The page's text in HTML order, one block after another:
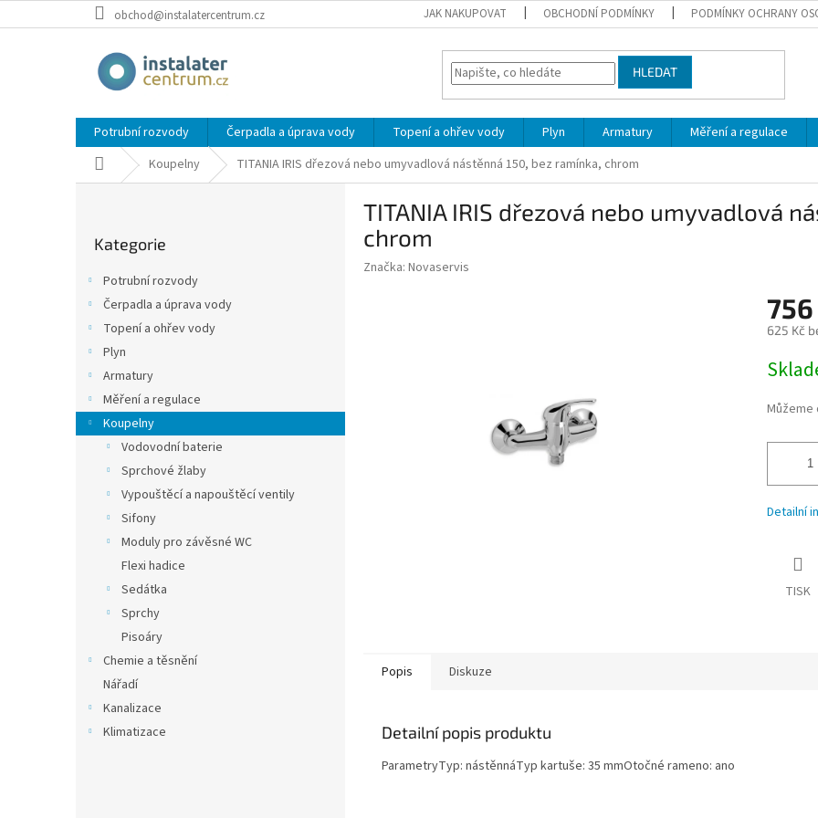
na
obchod@instalatercentrum.cz JAK NAKUPOVAT OBCHODNÍ PODMÍNKY PODMÍNKY OCHRANY
HLEDAT
Potrubní rozvody Čerpadla a úprava vody Topení a ohřev vody Plyn Armatury Měření a regulace
Domů Koupelny TITANIA IRIS dřezová nebo umyvadlová nástěnná 150, bez ramínka, chrom
n
e
kategorie
Kategorie
Potrubní rozvody
Čerpadla a úprava vody
Topení a ohřev vody
Plyn
Armatury
Měření a regulace
Koupelny
Vodovodní baterie
Sprchové žlaby
Vypouštěcí a napouštěcí ventily
Sifony
Moduly pro závěsné WC
Flexi hadice
Sedátka
Sprchy
Pisoáry
Chemie a těsnění
Nářadí
Kanalizace
Klimatizace
TITANIA IRIS dřezová nebo umyvadlová
chrom
Značka: Novaservis
756
625 Kč
cena:
Můžeme
Detailní
TISK
Popis Diskuze
Detailní popis produktu
ParametryTyp: nástěnnáTyp kartuše: 35 mmOtočné rameno: ano